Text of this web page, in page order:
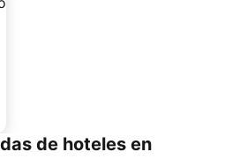
de hoteles en